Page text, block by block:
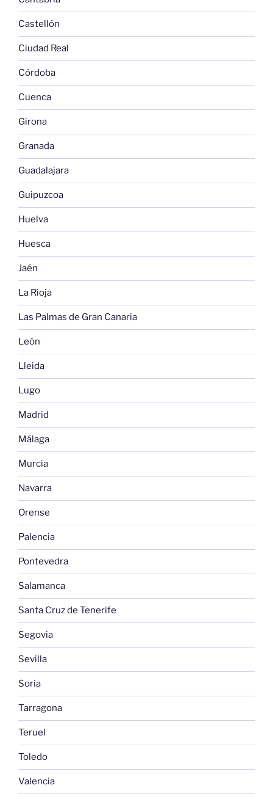
Castellón
Ciudad Real
Córdoba
Cuenca
Girona
Granada
Guadalajara
Guipuzcoa
Huelva
Huesca
Jaén
La Rioja
Las Palmas de Gran Canaria
León
Lleida
Lugo
Madrid
Málaga
Murcia
Navarra
Orense
Palencia
Pontevedra
Salamanca
Santa Cruz de Tenerife
Segovia
Sevilla
Soria
Tarragona
Teruel
Toledo
Valencia